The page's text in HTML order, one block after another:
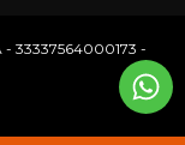
- 33337564000173 -